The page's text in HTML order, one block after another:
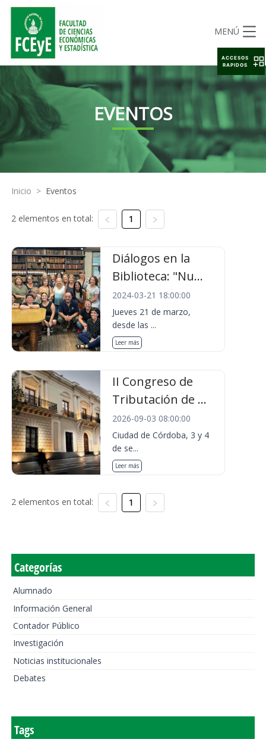
MENÚ
EVENTOS
Inicio > Eventos
2 elementos en total: 1
Diálogos en la
Biblioteca: "Nu...
2024-03-21 18:00:00
Jueves 21 de marzo,
desde las ...
Leer más
II Congreso de
Tributación de ...
2026-09-03 08:00:00
Ciudad de Córdoba, 3 y 4
de se...
Leer más
2 elementos en total: 1
Categorías
Alumnado
Información General
Contador Público
Investigación
Noticias institucionales
Debates
Tags
ACCESOS
RAPIDOS